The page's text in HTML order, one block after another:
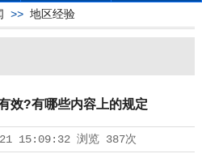
>> 地区经验
效?有哪些内容上的规定
15:09:32浏览 387次